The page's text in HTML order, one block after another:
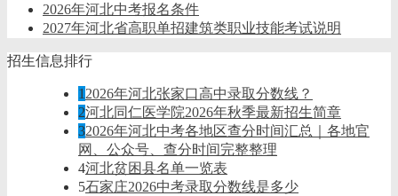
2026年河北中考报名条件
2027年河北省高职单招建筑类职业技能考试说明
招生信息排行
1 2026年河北张家口高中录取分数线？
2河北同仁医学院2026年秋季最新招生简章
32026年河北中考各地区查分时间汇总｜各地官
网、公众号、查分时间完整整理
4河北贫困县名单一览表
5石家庄2026中考录取分数线是多少